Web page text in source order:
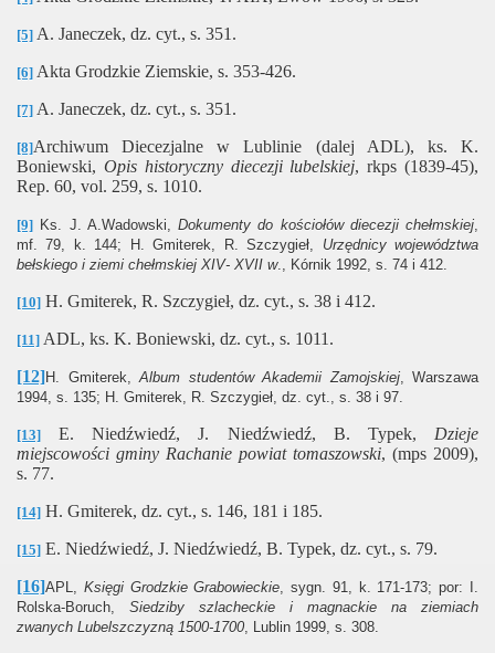
[5] A. Janeczek, dz. cyt., s. 351.
[6] Akta Grodzkie Ziemskie, s. 353-426.
[7] A. Janeczek, dz. cyt., s. 351.
[8]Archiwum Diecezjalne w Lublinie (dalej ADL), ks. K.
Boniewski, Opis historyczny diecezji lubelskiej, rkps (1839-45),
Rep. 60, vol. 259, s. 1010.
[9] Ks. J. A.Wadowski, Dokumenty do kościołów diecezji chełmskiej,
mf. 79, k. 144; H. Gmiterek, R. Szczygieł, Urzędnicy województwa
bełskiego i ziemi chełmskiej XIV- XVII w., Kórnik 1992, s. 74 i 412.
[10] H. Gmiterek, R. Szczygieł, dz. cyt., s. 38 i 412.
[11] ADL, ks. K. Boniewski, dz. cyt., s. 1011.
[12]H. Gmiterek,Album studentów Akademii Zamojskiej, Warszawa
1994, s. 135; H. Gmiterek, R. Szczygieł, dz. cyt., s. 38 i 97.
[13] E. Niedźwiedź, J. Niedźwiedź, B. Typek, Dzieje
miejscowości gminy Rachanie powiat tomaszowski, (mps 2009),
s. 77.
[14] H. Gmiterek, dz. cyt., s. 146, 181 i 185.
[15] E. Niedźwiedź, J. Niedźwiedź, B. Typek, dz. cyt., s. 79.
[16]APL, Księgi Grodzkie Grabowieckie, sygn. 91, k. 171-173; por: I.
Rolska-Boruch, Siedziby szlacheckie i magnackie na ziemiach
zwanych Lubelszczyzną 1500-1700, Lublin 1999, s. 308.